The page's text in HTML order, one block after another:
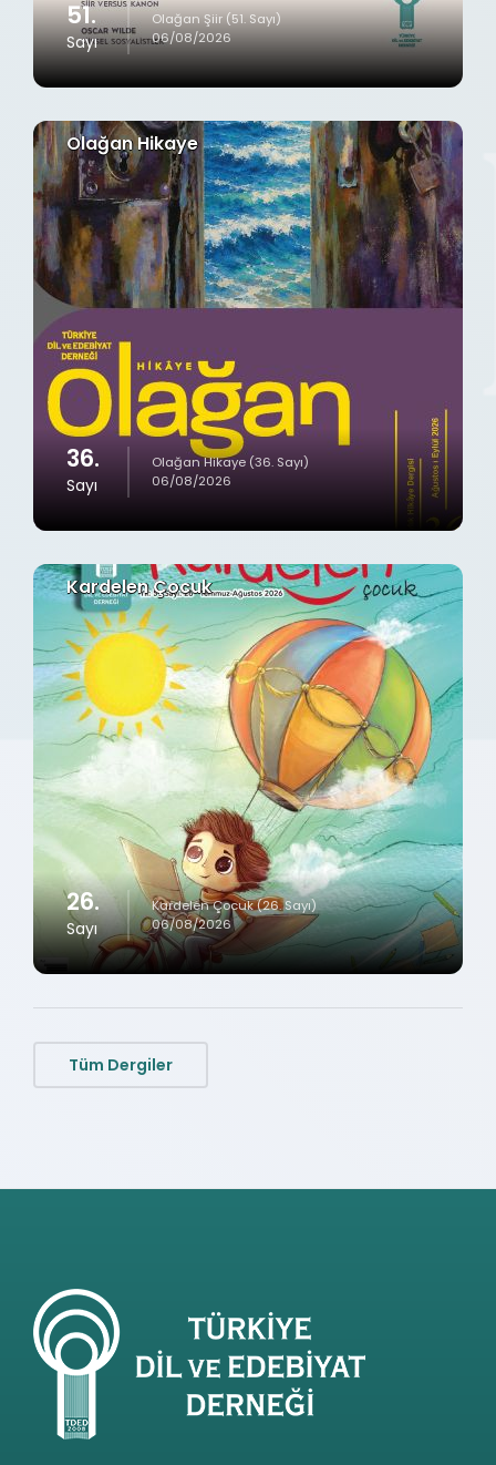
51.
Sayı
Olağan Şiir (51. Sayı)
06/08/2026
Olağan Hikaye
36.
Sayı
Olağan Hikaye (36. Sayı)
06/08/2026
Kardelen Çocuk
26.
Sayı
Kardelen Çocuk (26. Sayı)
06/08/2026
Tüm Dergiler